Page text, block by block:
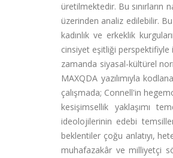
üretilmektedir. Bu sınırların
üzerinden analiz edilebilir.
kadınlık ve erkeklik
cinsiyet eşitliği perspektifiyle
zamanda siyasal-kültürel
MAXQDA yazılımıyla
çalışmada; Connell'in
kesişimsellik yaklaşımı
ideolojilerinin edebi
beklentiler çoğu anlatıyı,
muhafazakâr ve milliyetçi